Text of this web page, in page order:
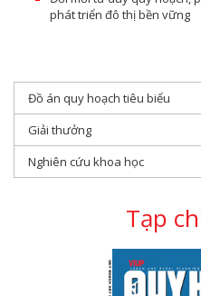
phát triển đô thị bền vững
Đồ án quy hoạch tiêu biểu
Giải thưởng
Nghiên cứu khoa học
Tạp